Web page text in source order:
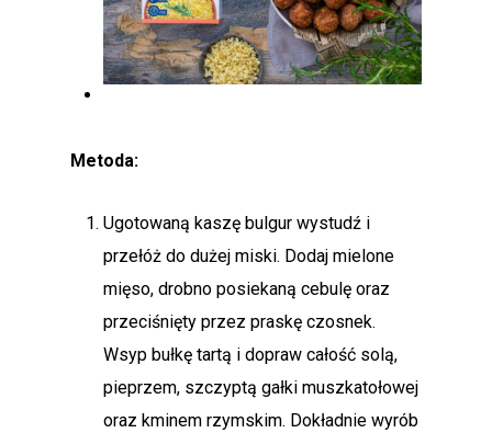
Metoda:
Ugotowaną kaszę bulgur wystudź i
przełóż do dużej miski. Dodaj mielone
mięso, drobno posiekaną cebulę oraz
przeciśnięty przez praskę czosnek.
Wsyp bułkę tartą i dopraw całość solą,
pieprzem, szczyptą gałki muszkatołowej
oraz kminem rzymskim. Dokładnie wyrób